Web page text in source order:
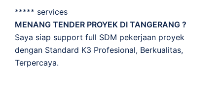
***** services
MENANG TENDER PROYEK DI TANGERANG ?
Saya siap support full SDM pekerjaan proyek
dengan Standard K3 Profesional, Berkualitas,
Terpercaya.